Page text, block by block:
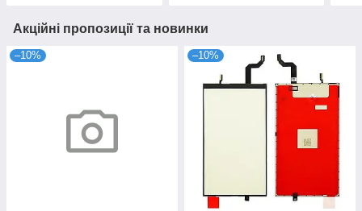
Акційні пропозиції та новинки
–10% –10%